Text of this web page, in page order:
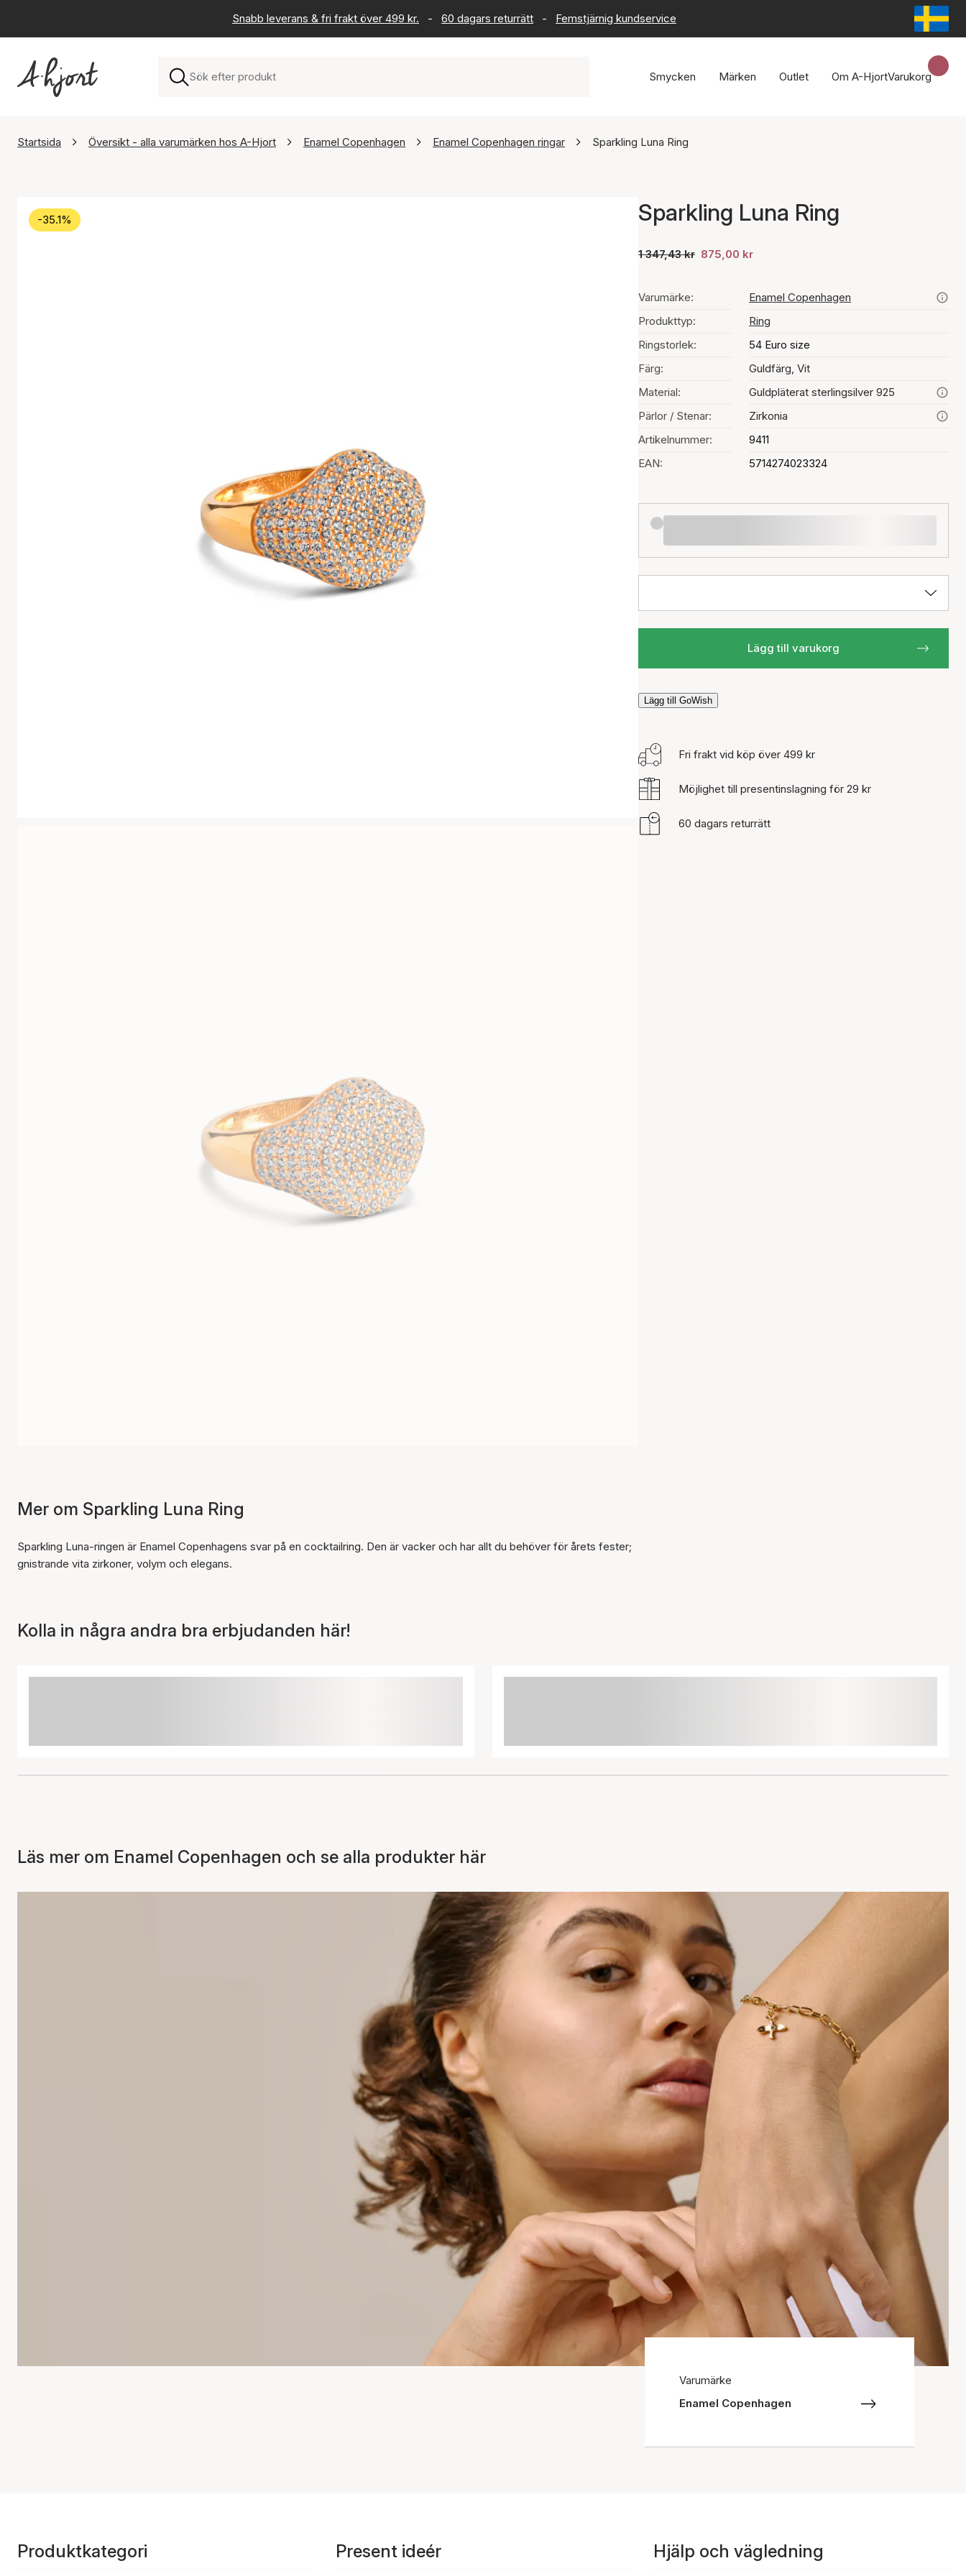
Snabb leverans & fri frakt över 499 kr. - 60 dagars returrätt - Femstjärnig kundservice
Smycken Märken Outlet Om A-HjortVarukorg
Startsida Översikt - alla varumärken hos A-Hjort Enamel Copenhagen Enamel Copenhagen ringar Sparkling Luna Ring
-35.1% Sparkling Luna Ring
1 347,43 kr 875,00 kr
Varumärke:
Enamel Copenhagen
Produkttyp:
Ring
Ringstorlek:
54 Euro size
Färg:
Guldfärg, Vit
Material:
Guldpläterat sterlingsilver 925
Pärlor / Stenar:
Zirkonia
Artikelnummer:
9411
EAN:
5714274023324
Lägg till varukorg
Lägg till GoWish
Fri frakt vid köp över 499 kr
Möjlighet till presentinslagning för 29 kr
60 dagars returrätt
Mer om Sparkling Luna Ring
Sparkling Luna-ringen är Enamel Copenhagens svar på en cocktailring. Den är vacker och har allt du behöver för årets fester;
gnistrande vita zirkoner, volym och elegans.
Kolla in några andra bra erbjudanden här!
Läs mer om Enamel Copenhagen och se alla produkter här
Varumärke
Enamel Copenhagen
Produktkategori Present ideér Hjälp och vägledning